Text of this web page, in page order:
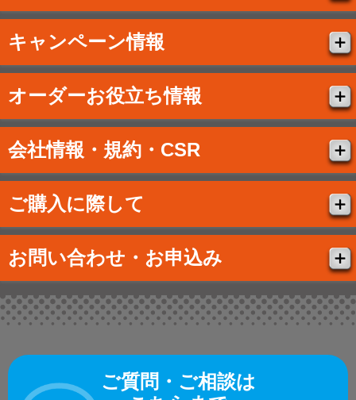
キャンペーン情報
オーダーお役立ち情報
会社情報・規約・CSR
ご購入に際して
お問い合わせ・お申込み
ご質問・ご相談は